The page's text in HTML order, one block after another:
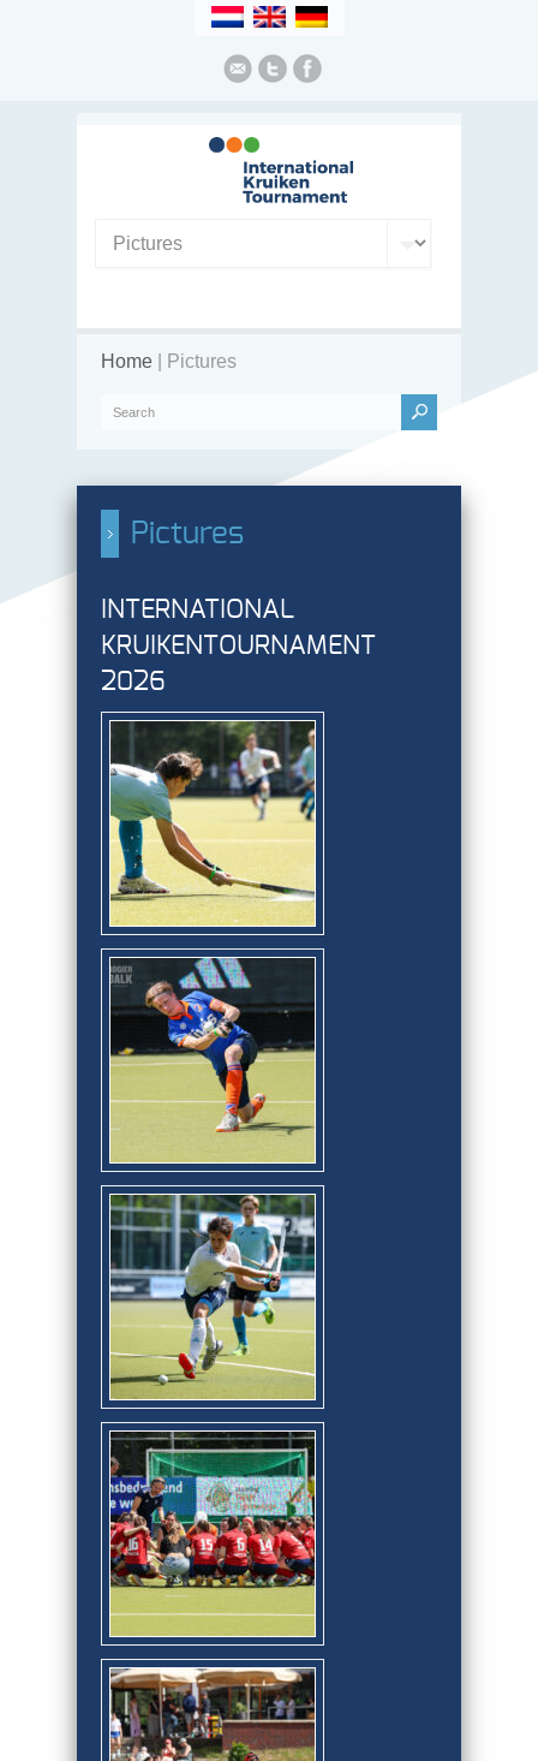
Home | Pictures
Pictures
INTERNATIONAL
KRUIKENTOURNAMENT
2026